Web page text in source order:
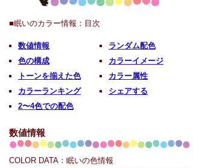
■眠いのカラー情報： 目次
数値情報
色の構成
トーンを揃えた色
カラーランキング
2〜4色での配色
ランダム配色
カラーイメージ
カラー属性
シェアする
数値情報
COLOR DATA：眠いの色情報